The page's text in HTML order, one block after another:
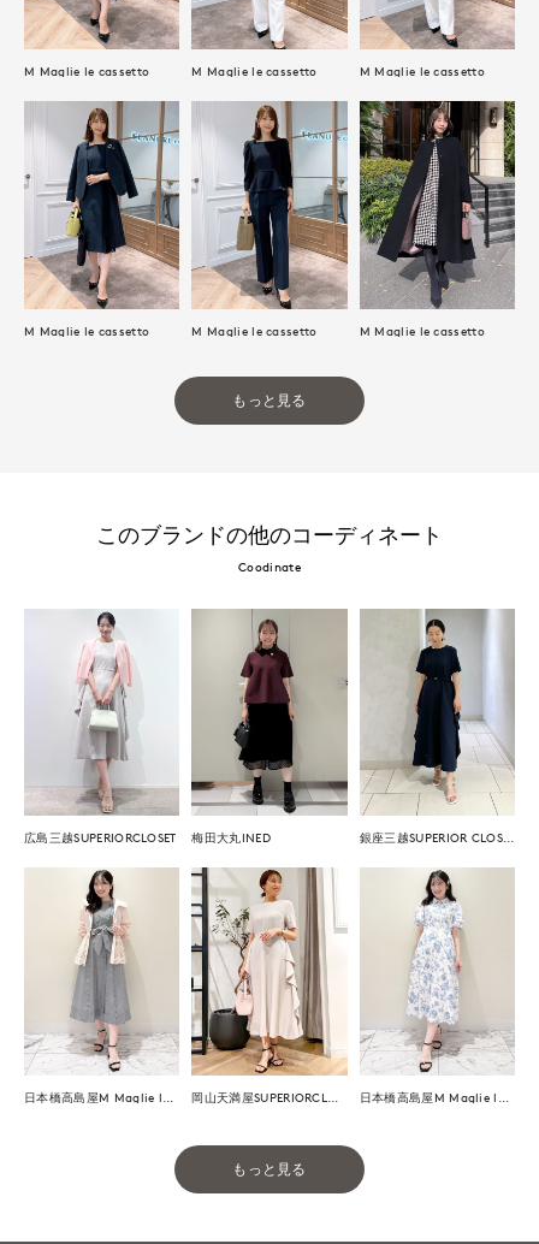
M Maglie le cassetto M Maglie le cassetto M Maglie le cassetto
M Maglie le cassetto M Maglie le cassetto M Maglie le cassetto
もっと見る
このブランドの他のコーディネート
Coodinate
広島三越SUPERIORCLOSET 梅田大丸INED
もっと見る